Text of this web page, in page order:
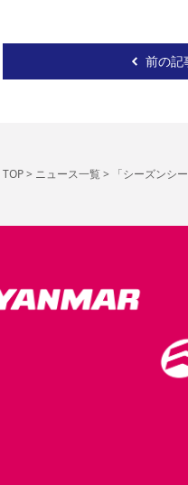
前の記
TOP> ニュース一覧> 「シーズンシ